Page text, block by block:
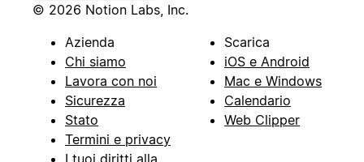
© 2026 Notion Labs, Inc.
Azienda
Chi siamo
Lavora con noi
Sicurezza
Stato
Termini e privacy
I tuoi diritti alla
Scarica
iOS e Android
Mac e Windows
Calendario
Web Clipper